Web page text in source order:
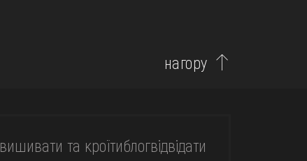
нагору
вишивати та кроїтиблогвідвідати